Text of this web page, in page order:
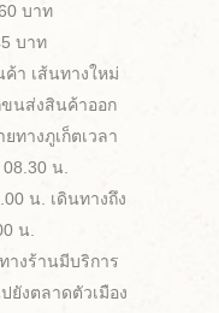
บาท
บาท
า เส้นทางใหม่
นส่งสินค้าออก
ทางภูเก็ตเวลา
น.
น. เดินทางถึง
น.
างร้านมีบริการ
งตลาดตัวเมือง